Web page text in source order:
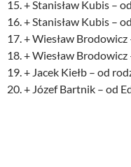
15. + Stanisław Kubis –
16. + Stanisław Kubis –
17. + Wiesław
18. + Wiesław Brodowicz
19. + Jacek Kiełb – od
20. + Józef Bartnik – od